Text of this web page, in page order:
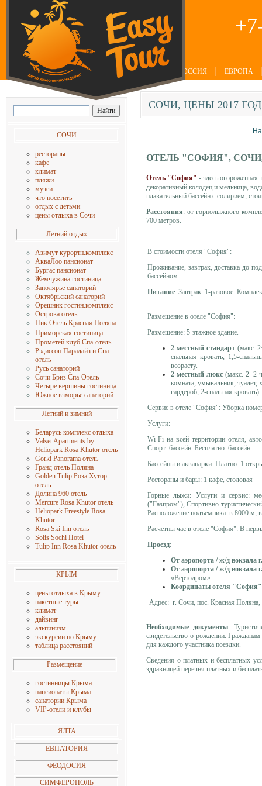
РОССИЯ ЕВРОПА
СОЧИ
рестораны
кафе
климат
пляжи
музеи
что посетить
отдых с детьми
цены отдыха в Сочи
Летний отдых
Азимут курортн.комплекс
АкваЛоо пансионат
Бургас пансионат
Жемчужина гостиница
Заполярье санаторий
Октябрьский санаторий
Орешник гостин.комплекс
Острова отель
Пик Отель Красная Поляна
Приморская гостиница
Прометей клуб Спа-отель
Рэдиссон Парадайз и Спа
отель
Русь санаторий
Сочи Бриз Спа-Отель
Четыре вершины гостиница
Южное взморье санаторий
Летний и зимний
Беларусь комплекс отдыха
Valset Apartments by
Heliopark Rosa Khutor отель
Gorki Panorama отель
Гранд отель Поляна
Golden Tulip Роза Хутор
отель
Долина 960 отель
Mercure Rosa Khutor отель
Heliopark Freestyle Rosa
Khutor
Rosa Ski Inn отель
Solis Sochi Hotel
Tulip Inn Rosa Khutor отель
КРЫМ
цены отдыха в Крыму
пакетные туры
климат
дайвинг
альпинизм
экскурсии по Крыму
таблица расстояний
Размещение
гостинницы Крыма
пансионаты Крыма
санатории Крыма
VIP-отели и клубы
ЯЛТА
ЕВПАТОРИЯ
ФЕОДОСИЯ
СИМФЕРОПОЛЬ
СОЧИ, ЦЕНЫ 2017
ОТЕЛЬ "СОФИЯ", СОЧИ,
Отель "София" - здесь огороженная
декоративный колодец и мельница,
плавательный бассейн с солярием,
Расстояния: от горнолыжного
700 метров.
В стоимости отеля "София":
Проживание, завтрак, доставка до
бассейном.
Питание: Завтрак. 1-разовое.
Размещение в отеле "София":
Размещение: 5-этажное здание.
2-местный стандарт (макс.
спальная кровать, 1,5-
возрасту.
2-местный люкс(макс. 2+2
комната, умывальник, туалет,
гардероб, 2-спальная
Сервис в отеле "София": Уборка
Услуги:
Wi-Fi на всей территории отеля,
Спорт: бассейн. Бесплатно: бассейн.
Бассейны и аквапарки: Платно: 1
Рестораны и бары: 1 кафе, столовая
Горные лыжи: Услуги и сервис:
("Газпром"), Спортивно-
Расположение подъемника: в 8000 м,
Расчетны час в отеле "София": В
Проезд:
От аэропорта / ж/д вокзала
От аэропорта / ж/д вокзала
«Вертодром».
Координаты отеля "София"
Адрес: г. Сочи, пос. Красная Поляна,
Необходимые документы:
свидетельство о рождении.
для каждого участника поездки.
Сведения о платных и бесплатных
здравницей перечня платных и